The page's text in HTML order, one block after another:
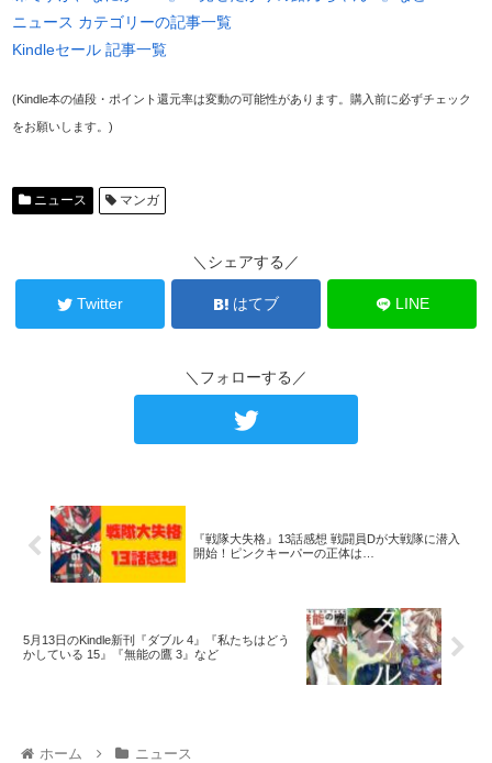
ニュース カテゴリーの記事一覧
Kindleセール 記事一覧
(Kindle本の値段・ポイント還元率は変動の可能性があります。購入前に必ずチェック
をお願いします。)
ニュース マンガ
＼シェアする／
Twitter はてブ LINE
＼フォローする／
『戦隊大失格』13話感想 戦闘員Dが大戦隊に潜入
開始！ピンクキーパーの正体は…
5月13日のKindle新刊『ダブル 4』『私たちはどう
かしている 15』『無能の鷹 3』など
ホーム ニュース